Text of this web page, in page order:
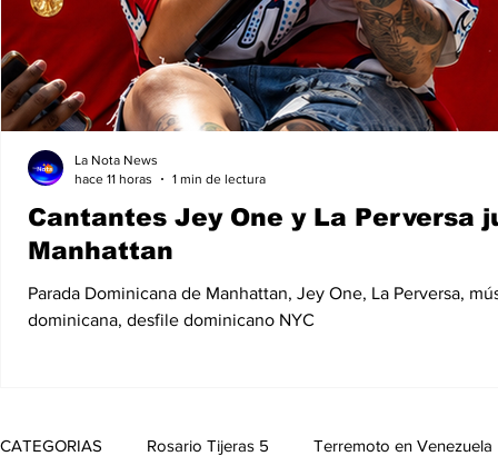
Cantantes Jey One y La Perversa
Manhattan
Parada Dominicana de Manhattan, Jey One, La Perversa,
dominicana, desfile dominicano NYC
La Nota News
hace 11 horas
1 min de lectura
CATEGORIAS Rosario Tijeras 5 Terremoto en Venezuela